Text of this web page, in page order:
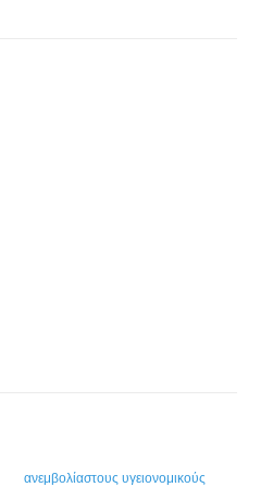
ανεμβολίαστους υγειονομικούς